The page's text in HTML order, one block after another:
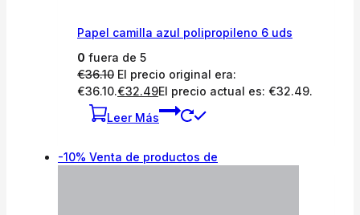
Papel camilla azul polipropileno 6 uds
0 fuera de 5
€36.10 El precio original era:
€36.10.€32.49El precio actual es: €32.49.
Leer Más
-10% Venta de productos de